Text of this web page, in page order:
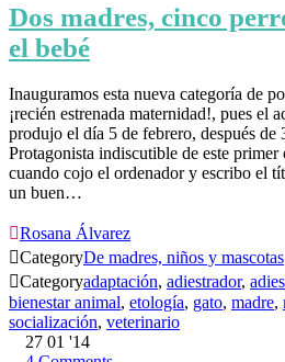
Dos madres, cinco
el bebé
Inauguramos esta nueva categoría de
¡recién estrenada maternidad!, pues el
produjo el día 5 de febrero, después de
Protagonista indiscutible de este
cuando cojo el ordenador y escribo el
un buen…
Rosana Álvarez
CategoryDe madres, niños y mascotas
Categoryadaptación, adiestrador,
bienestar animal, etología, gato, madre,
socialización, veterinario
27 01 '14